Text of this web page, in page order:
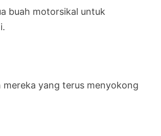
buah motorsikal untuk
yang terus menyokong